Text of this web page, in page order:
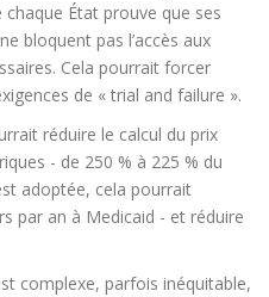
chaque État prouve que ses
bloquent pas l’accès aux
Cela pourrait forcer
de « trial and failure ».
réduire le calcul du prix
- de 250 % à 225 % du
adoptée, cela pourrait
par an à Medicaid - et réduire
complexe, parfois inéquitable,